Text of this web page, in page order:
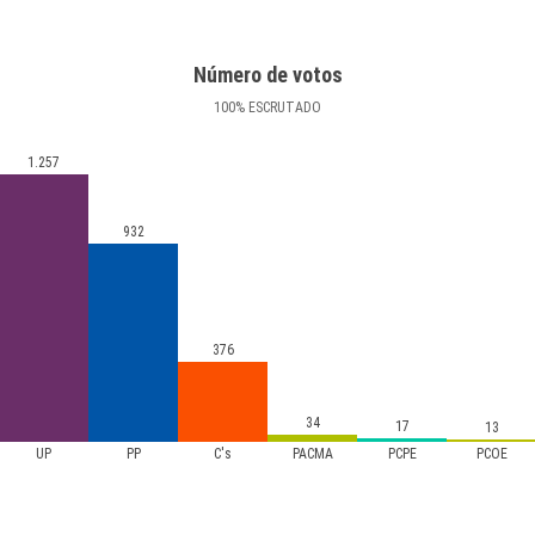
Número de votos
100% ESCRUTADO
UP PP C's PACMA PCPE PCOE
1.257
932
376
34 17 13